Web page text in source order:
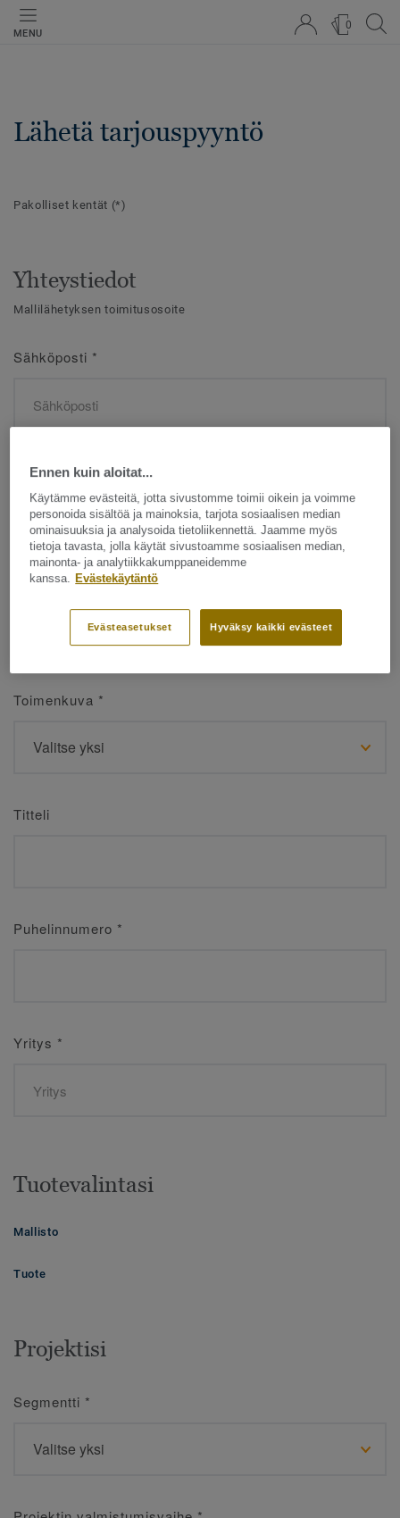
MENU
0
Lähetä tarjouspyyntö
Pakolliset kentät (*)
Yhteystiedot
Mallilähetyksen toimitusosoite
Sähköposti *
Etunimi*
Sukunimi*
Toimenkuva *
Titteli
Puhelinnumero *
Yritys *
Tuotevalintasi
Mallisto
Tuote
Projektisi
Segmentti *
Ennen kuin aloitat...
Käytämme evästeitä, jotta sivustomme toimii oikein ja voimme
personoida sisältöä ja mainoksia, tarjota sosiaalisen median
ominaisuuksia ja analysoida tietoliikennettä. Jaamme myös
tietoja tavasta, jolla käytät sivustoamme sosiaalisen median,
mainonta- ja analytiikkakumppaneidemme
kanssa.
Evästekäytäntö
Hyväksy kaikki evästeet
Evästeasetukset